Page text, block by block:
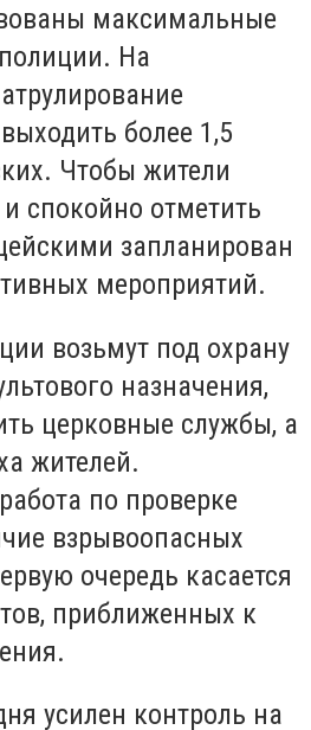
максимальные
На
более 1,5
Чтобы жители
спокойно отметить
запланирован
мероприятий.
возьмут под охрану
назначения,
церковные службы, а
жителей.
по проверке
взрывоопасных
очередь касается
приближенных к
усилен контроль на